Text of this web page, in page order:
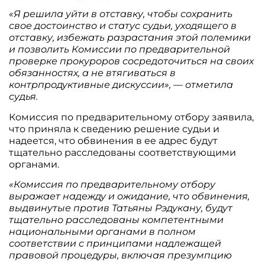
«Я решила уйти в отставку, чтобы сохранить
свое достоинство и статус судьи, уходящего в
отставку, избежать разрастания этой полемики
и позволить Комиссии по предварительной
проверке прокуроров сосредоточиться на своих
обязанностях, а не втягиваться в
контрпродуктивные дискуссии», — отметила
судья.
Комиссия по предварительному отбору заявила,
что приняла к сведению решение судьи и
надеется, что обвинения в ее адрес будут
тщательно расследованы соответствующими
органами.
«Комиссия по предварительному отбору
выражает надежду и ожидание, что обвинения,
выдвинутые против Татьяны Рэдукану, будут
тщательно расследованы компетентными
национальными органами в полном
соответствии с принципами надлежащей
правовой процедуры, включая презумпцию